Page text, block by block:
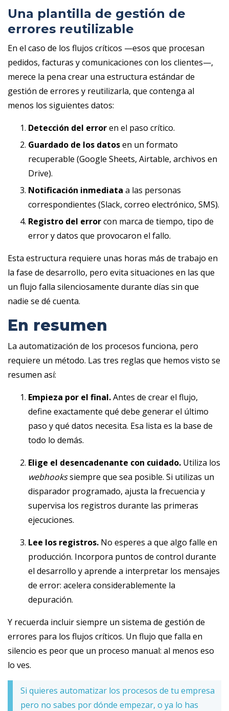
Una plantilla de gestión de
errores reutilizable
En el caso de los flujos críticos —esos que procesan
pedidos, facturas y comunicaciones con los clientes—,
merece la pena crear una estructura estándar de
gestión de errores y reutilizarla, que contenga al
menos los siguientes datos:
Detección del erroren el paso crítico.
Guardado de los datosen un formato
recuperable (Google Sheets, Airtable, archivos en
Drive).
Notificación inmediata a las personas
correspondientes (Slack, correo electrónico, SMS).
Registro del errorcon marca de tiempo, tipo de
error y datos que provocaron el fallo.
Esta estructura requiere unas horas más de trabajo en
la fase de desarrollo, pero evita situaciones en las que
un flujo falla silenciosamente durante días sin que
nadie se dé cuenta.
En resumen
La automatización de los procesos funciona, pero
requiere un método. Las tres reglas que hemos visto se
resumen así:
Empieza por el final.Antes de crear el flujo,
define exactamente qué debe generar el último
paso y qué datos necesita. Esa lista es la base de
todo lo demás.
Elige el desencadenante con cuidado. Utiliza los
webhookssiempre que sea posible. Si utilizas un
disparador programado, ajusta la frecuencia y
supervisa los registros durante las primeras
ejecuciones.
Lee los registros. No esperes a que algo falle en
producción. Incorpora puntos de control durante
el desarrollo y aprende a interpretar los mensajes
de error: acelera considerablemente la
depuración.
Y recuerda incluir siempre un sistema de gestión de
errores para los flujos críticos. Un flujo que falla en
silencio es peor que un proceso manual: al menos eso
lo ves.
Si quieres automatizar los procesos de tu empresa
pero no sabes por dónde empezar, o ya lo has